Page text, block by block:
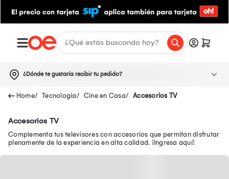
¿Dónde te gustaría recibir tu pedido?
Tecnologia Cine en Casa Accesorios TV
Accesorios TV
Complementa tus televisores con accesorios que permitan disfrutar
plenamente de la experiencia en alta calidad. ¡Ingresa aquí!